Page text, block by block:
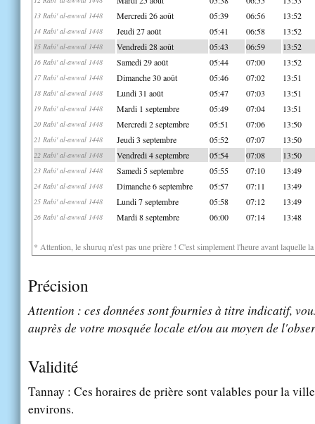
13 Rabi' al-awwal 1448 Mercredi 26 août 05:39 06:56 13:52
14 Rabi' al-awwal 1448 Jeudi 27 août 05:41 06:58 13:52
15 Rabi' al-awwal 1448 Vendredi 28 août 05:43 06:59 13:52
16 Rabi' al-awwal 1448 Samedi 29 août 05:44 07:00 13:52
17 Rabi' al-awwal 1448 Dimanche 30 août 05:46 07:02 13:51
18 Rabi' al-awwal 1448 Lundi 31 août 05:47 07:03 13:51
19 Rabi' al-awwal 1448 Mardi 1 septembre 05:49 07:04 13:51
20 Rabi' al-awwal 1448 Mercredi 2 septembre 05:51 07:06 13:50
21 Rabi' al-awwal 1448 Jeudi 3 septembre 05:52 07:07 13:50
22 Rabi' al-awwal 1448 Vendredi 4 septembre 05:54 07:08 13:50
23 Rabi' al-awwal 1448 Samedi 5 septembre 05:55 07:10 13:49
24 Rabi' al-awwal 1448 Dimanche 6 septembre 05:57 07:11 13:49
25 Rabi' al-awwal 1448 Lundi 7 septembre 05:58 07:12 13:49
26 Rabi' al-awwal 1448 Mardi 8 septembre 06:00 07:14 13:48
* Attention, le shuruq n'est pas une prière ! C'est simplement l'heure avant laquelle
Précision
Attention : ces données sont fournies à titre indicatif,
auprès de votre mosquée locale et/ou au moyen de
Validité
Tannay : Ces horaires de prière sont valables pour la
environs.